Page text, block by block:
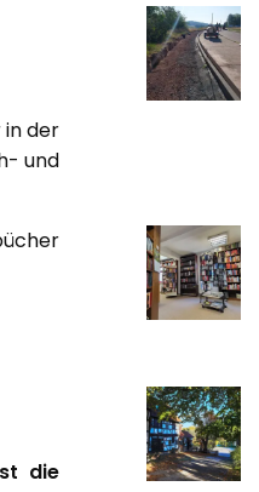
in der
und
die